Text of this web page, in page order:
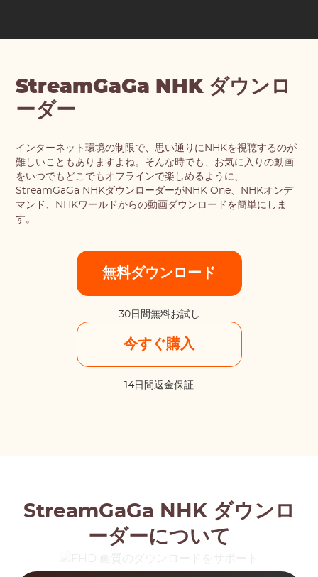
StreamGaGa NHK ダウンロ
ーダー
インターネット環境の制限で、思い通りにNHKを視聴するのが
難しいこともありますよね。そんな時でも、お気に入りの動画
をいつでもどこでもオフラインで楽しめるように、
StreamGaGa NHKダウンローダーがNHK One、NHKオンデ
マンド、NHKワールドからの動画ダウンロードを簡単にしま
す。
無料ダウンロード
30日間無料お試し
今すぐ購入
14日間返金保証
StreamGaGa NHK ダウンロ
ーダーについて